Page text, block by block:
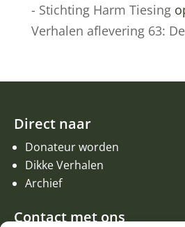
- Stichting Harm Tiesing
Verhalen aflevering 63:
Direct naar
Donateur worden
Dikke Verhalen
Archief
Contact met ons